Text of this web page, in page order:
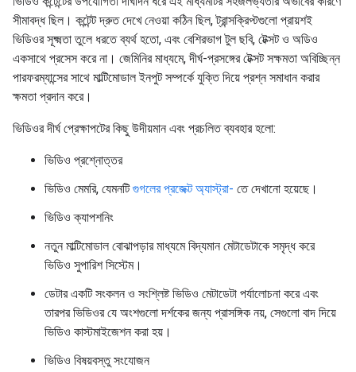
সীমাবদ্ধ ছিল। কন্টেন্ট দ্রুত দেখে নেওয়া কঠিন ছিল, ট্রান্সক্রিপ্টগুলো প্রায়শই
ভিডিওর সূক্ষ্মতা তুলে ধরতে ব্যর্থ হতো, এবং বেশিরভাগ টুল ছবি, টেক্সট ও অডিও
একসাথে প্রসেস করে না। জেমিনির মাধ্যমে, দীর্ঘ-প্রসঙ্গের টেক্সট সক্ষমতা অবিচ্ছিন্ন
পারফরম্যান্সের সাথে মাল্টিমোডাল ইনপুট সম্পর্কে যুক্তি দিয়ে প্রশ্ন সমাধান করার
ক্ষমতা প্রদান করে।
ভিডিওর দীর্ঘ প্রেক্ষাপটের কিছু উদীয়মান এবং প্রচলিত ব্যবহার হলো:
ভিডিও প্রশ্নোত্তর
ভিডিও মেমরি, যেমনটিগুগলের প্রজেক্ট অ্যাস্ট্রা- তে দেখানো হয়েছে।
ভিডিও ক্যাপশনিং
নতুন মাল্টিমোডাল বোঝাপড়ার মাধ্যমে বিদ্যমান মেটাডেটাকে সমৃদ্ধ করে
ভিডিও সুপারিশ সিস্টেম।
ডেটার একটি সংকলন ও সংশ্লিষ্ট ভিডিও মেটাডেটা পর্যালোচনা করে এবং
তারপর ভিডিওর যে অংশগুলো দর্শকের জন্য প্রাসঙ্গিক নয়, সেগুলো বাদ দিয়ে
ভিডিও কাস্টমাইজেশন করা হয়।
ভিডিও বিষয়বস্তু সংযোজন